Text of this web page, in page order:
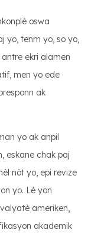
oswa
yo, tenm yo, so yo,
ekri alamen
men yo ede
ak
yo ak anpil
eskane chak paj
nòt yo, epi revize
yo. Lè yon
ameriken,
akademik